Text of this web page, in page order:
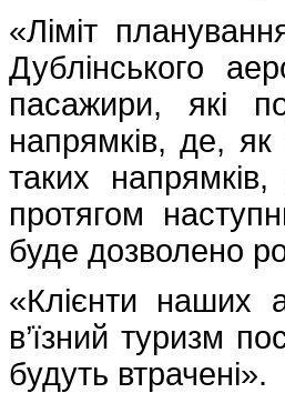
«Ліміт
Дублінського
пасажири, які
напрямків, де,
таких
протягом
буде дозволено
«Клієнти наших
в’їзний туризм
будуть втрачені».